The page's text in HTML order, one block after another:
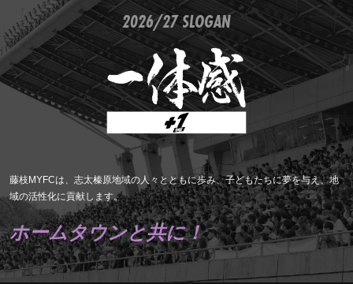
2026/27 SLOGAN
藤枝MYFCは、志太榛原地域の人々とともに歩み、子どもたちに夢を与え、地
域の活性化に貢献します。
ホームタウンと共に！